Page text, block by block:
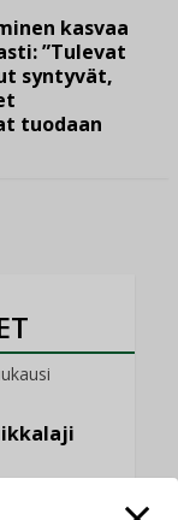
kasvaa
”Tulevat
syntyvät,
tuodaan